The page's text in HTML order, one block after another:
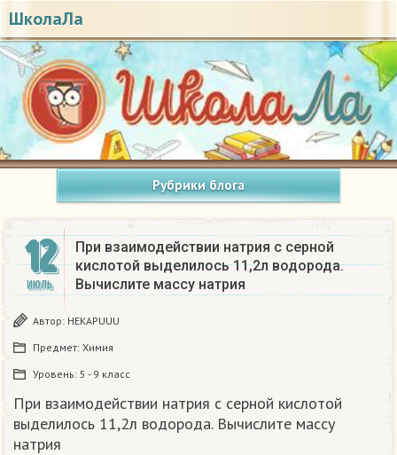
ШколаЛа
Рубрики блога
12
ИЮЛЬ
При взаимодействии натрия с серной
кислотой выделилось 11,2л водорода.
Вычислите массу натрия
Автор: HEKAPUUU
Предмет: Химия
Уровень: 5 - 9 класс
При взаимодействии натрия с серной кислотой
выделилось 11,2л водорода. Вычислите массу
натрия